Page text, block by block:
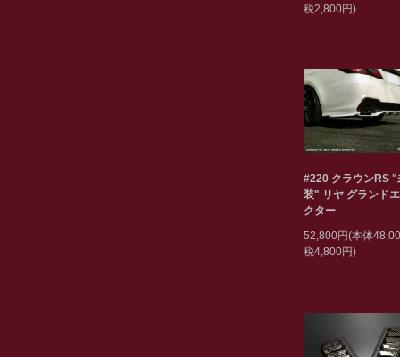
税2,800円)
#220 クラウンRS "
装" リヤ グランド
クター
52,800円(本体
税4,800円)